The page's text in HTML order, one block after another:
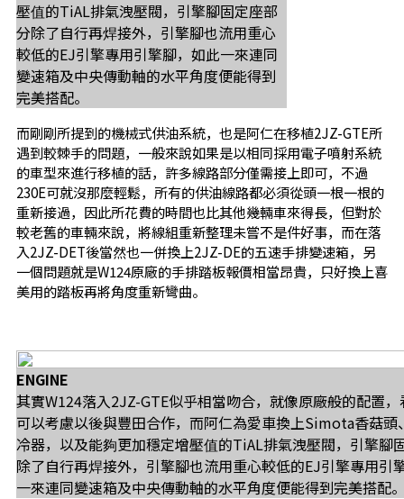
壓值的TiAL排氣洩壓閥，引擎腳固定座部
分除了自行再焊接外，引擎腳也流用重心
較低的EJ引擎專用引擎腳，如此一來連同
變速箱及中央傳動軸的水平角度便能得到
完美搭配。
而剛剛所提到的機械式供油系統，也是阿仁在移植2JZ-GTE所
遇到較棘手的問題，一般來說如果是以相同採用電子噴射系統
的車型來進行移植的話，許多線路部分僅需接上即可，不過
230E可就沒那麼輕鬆，所有的供油線路都必須從頭一根一根的
重新接過，因此所花費的時間也比其他幾輛車來得長，但對於
較老舊的車輛來說，將線組重新整理未嘗不是件好事，而在落
入2JZ-DET後當然也一併換上2JZ-DE的五速手排變速箱，另
一個問題就是W124原廠的手排踏板報價相當昂貴，只好換上喜
美用的踏板再將角度重新彎曲。
ENGINE
其實W124落入2JZ-GTE似乎相當吻合，就像原廠般的配置
可以考慮以後與豐田合作，而阿仁為愛車換上Simota香菇頭
冷器，以及能夠更加穩定增壓值的TiAL排氣洩壓閥，引擎腳
除了自行再焊接外，引擎腳也流用重心較低的EJ引擎專用引
一來連同變速箱及中央傳動軸的水平角度便能得到完美搭配